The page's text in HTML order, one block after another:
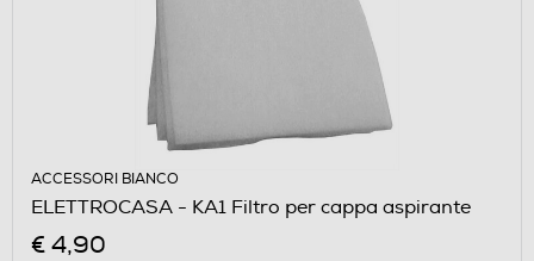
ACCESSORI BIANCO
ELETTROCASA - KA1 Filtro per cappa aspirante
€ 4,90